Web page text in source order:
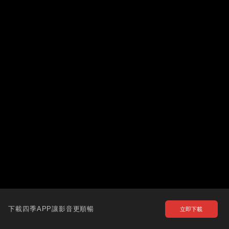
下載四季APP讓影音更順暢 立即下載